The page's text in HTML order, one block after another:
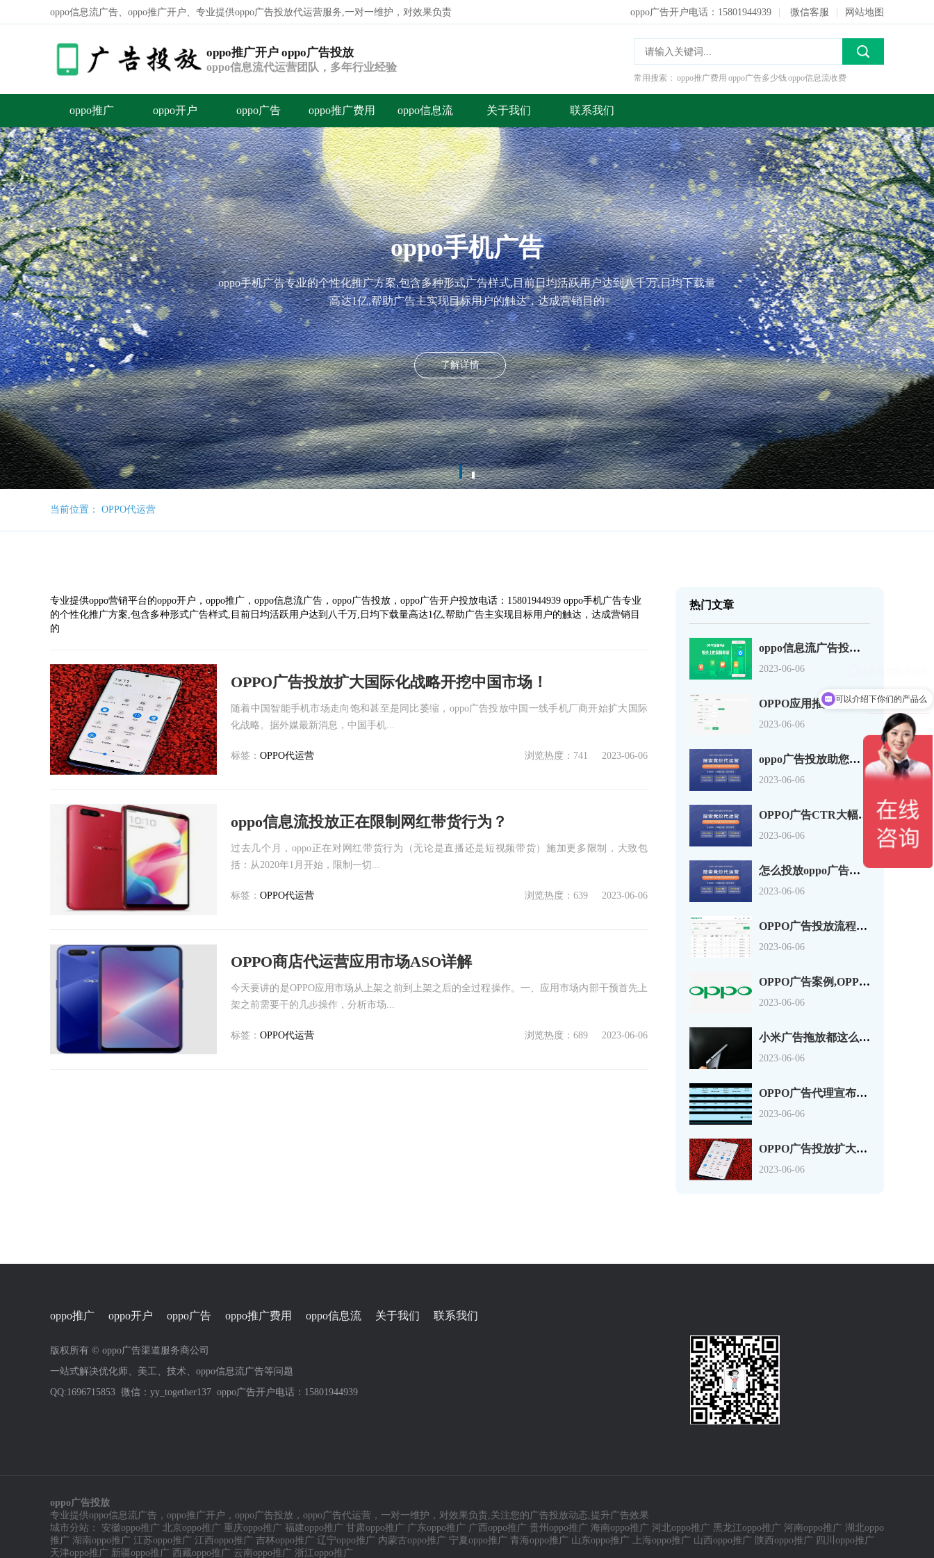
oppo信息流广告、oppo推广开户、专业提供oppo广告投放代运营服务,一对一维护，对效果负责 oppo广告开户电话：15801944939 微信客服 网站地图
oppo推广开户 oppo广告投放
oppo信息流代运营团队，多年行业经验
常用搜索： oppo推广费用 oppo广告多少钱oppo信息流收费
oppo推广 oppo开户 oppo广告 oppo推广费用 oppo信息流 关于我们 联系我们
oppo手机广告
oppo手机广告专业的个性化推广方案,包含多种形式广告样式,目前日均活跃用户达到八千万,日均下载量
高达1亿,帮助广告主实现目标用户的触达，达成营销目的
了解详情
当前位置： OPPO代运营
专业提供oppo营销平台的oppo开户，oppo推广，oppo信息流广告，oppo广告投放，oppo广告开户投放电话：15801944939 oppo手机广告专业
的个性化推广方案,包含多种形式广告样式,目前日均活跃用户达到八千万,日均下载量高达1亿,帮助广告主实现目标用户的触达，达成营销目
的
OPPO广告投放扩大国际化战略开挖中国市场！
随着中国智能手机市场走向饱和甚至是同比萎缩，oppo广告投放中国一线手机厂商开始扩大国际
化战略。据外媒最新消息，中国手机...
2023-06-06
浏览热度：741
标签： OPPO代运营
oppo信息流投放正在限制网红带货行为？
过去几个月，oppo正在对网红带货行为（无论是直播还是短视频带货）施加更多限制，大致包
括：从2020年1月开始，限制一切...
2023-06-06
浏览热度：639
标签： OPPO代运营
OPPO商店代运营应用市场ASO详解
今天要讲的是OPPO应用市场从上架之前到上架之后的全过程操作。一、应用市场内部干预首先上
架之前需要干的几步操作，分析市场...
2023-06-06
浏览热度：689
标签： OPPO代运营
热门文章
oppo信息流广告投放指南,OPPO广告
2023-06-06
OPPO应用推广管理页面进行修改！OPP
2023-06-06
oppo广告投放助您实现目标用户的触达，
2023-06-06
OPPO广告CTR大幅下降如何解决？OP
2023-06-06
怎么投放oppo广告呢，OPPO应用商店
2023-06-06
OPPO广告投放流程，部分应用因为限制问
2023-06-06
OPPO广告案例,OPPO Find:
2023-06-06
小米广告拖放都这么拼 为啥还干不过OPP
2023-06-06
OPPO广告代理宣布将进军英国 土耳其以
2023-06-06
OPPO广告投放扩大国际化战略开挖中国市
2023-06-06
oppo推广 oppo开户 oppo广告 oppo推广费用 oppo信息流 关于我们 联系我们
版权所有 © oppo广告渠道服务商公司
一站式解决优化师、美工、技术、oppo信息流广告等问题
QQ:1696715853 微信：yy_together137 oppo广告开户电话：15801944939
oppo广告投放
专业提供oppo信息流广告 ， oppo推广开户 ， oppo广告投放 ， oppo广告代运营 ，一对一维护，对效果负责,关注您的广告投放动态,提升广告效果
城市分站： 安徽oppo推广 北京oppo推广 重庆oppo推广 福建oppo推广 甘肃oppo推广 广东oppo推广 广西oppo推广 贵州oppo推广 海南oppo推广 河北oppo推广 黑龙江oppo推广 河南oppo推广 湖北oppo
推广 湖南oppo推广 江苏oppo推广 江西oppo推广 吉林oppo推广 辽宁oppo推广 内蒙古oppo推广 宁夏oppo推广 青海oppo推广 山东oppo推广 上海oppo推广 山西oppo推广 陕西oppo推广 四川oppo推广
天津oppo推广 新疆oppo推广 西藏oppo推广 云南oppo推广 浙江oppo推广
可以介绍下你们的产品么